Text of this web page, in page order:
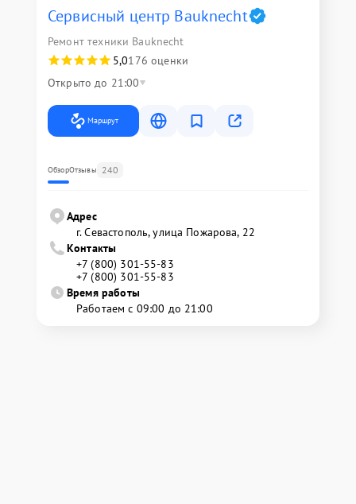
Сервисный центр Bauknecht
Ремонт техники Bauknecht
5,0176 оценки
Открыто до 21:00
Маршрут
ОбзорОтзывы 240
Адрес
г. Севастополь, улица Пожарова, 22
Контакты
+7 (800) 301-55-83
+7 (800) 301-55-83
Время работы
Работаем с 09:00 до 21:00